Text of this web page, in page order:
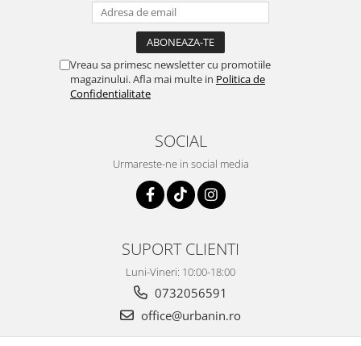
Vreau sa primesc newsletter cu promotiile
magazinului. Afla mai multe in Politica de
Confidentialitate
SOCIAL
Urmareste-ne in social media
SUPORT CLIENTI
Luni-Vineri: 10:00-18:00
0732056591
office@urbanin.ro